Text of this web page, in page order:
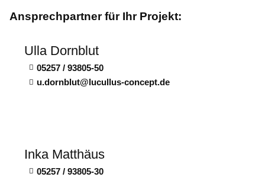
Ansprechpartner für Ihr Projekt:
Ulla Dornblut
05257 / 93805-50
d rnbl t l c ll s-c nc pt d
Inka Matthäus
05257 / 93805-30